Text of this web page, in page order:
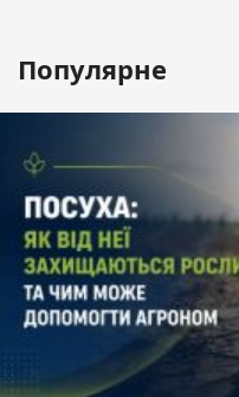
Популярне